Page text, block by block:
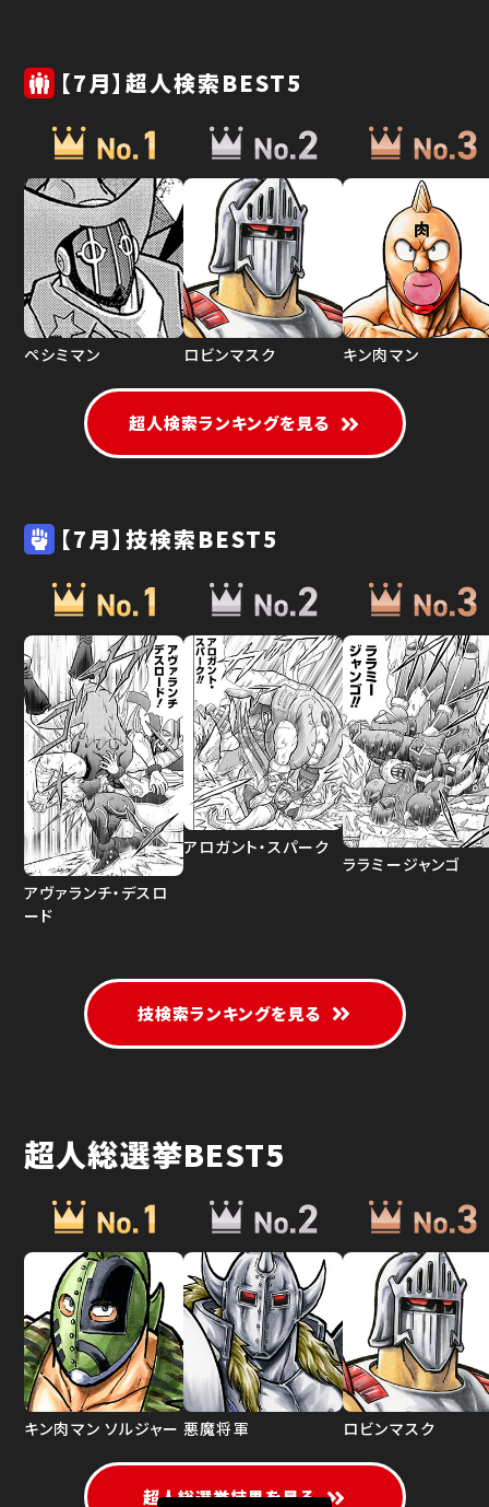
【7月】超人検索BEST5
ペシミマン ロビンマスク キン肉マン
超人検索ランキングを見る
【7月】技検索BEST5
アヴァランチ・デスロ
ード
アロガント・スパーク
ララミージャンゴ
技検索ランキングを見る
超人総選挙BEST5
キン肉マン ソルジャー 悪魔将軍 ロビンマスク
超人総選挙結果を見る